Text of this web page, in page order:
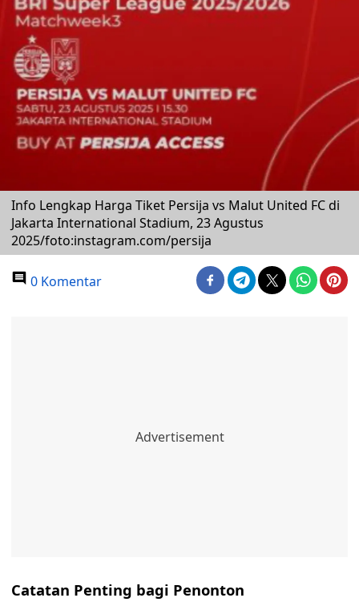
Info Lengkap Harga Tiket Persija vs Malut United FC di
Jakarta International Stadium, 23 Agustus
2025/foto:instagram.com/persija
0 Komentar
Catatan Penting bagi Penonton